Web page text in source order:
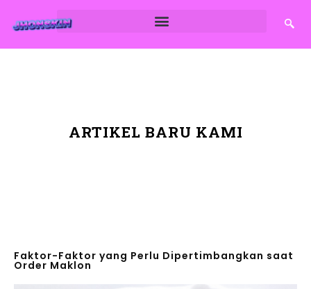
ARTIKEL BARU KAMI
Faktor-Faktor yang Perlu Dipertimbangkan saat
Order Maklon